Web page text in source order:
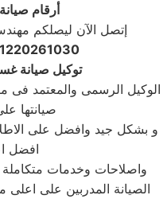
أرقام
إتصل الآن ليصلكم
توكيل صيانة
الوكيل الرسمى والمعتمد فى
صيانتها
و بشكل جيد وافضل على
افضل
واصلاحات وخدمات
الصيانة المدربين على اعلى